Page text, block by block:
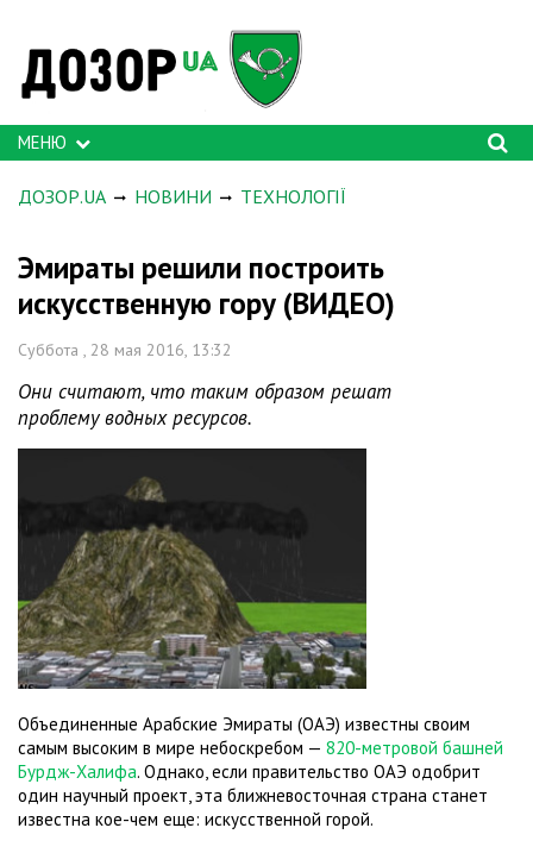
МЕНЮ
ДОЗОР.UA НОВИНИ ТЕХНОЛОГІЇ
Эмираты решили построить
искусственную гору (ВИДЕО)
Суббота , 28 мая 2016, 13:32
Они считают, что таким образом решат
проблему водных ресурсов.
Объединенные Арабские Эмираты (ОАЭ) известны своим
самым высоким в мире небоскребом — 820-метровой башней
Бурдж-Халифа. Однако, если правительство ОАЭ одобрит
один научный проект, эта ближневосточная страна станет
известна кое-чем еще: искусственной горой.